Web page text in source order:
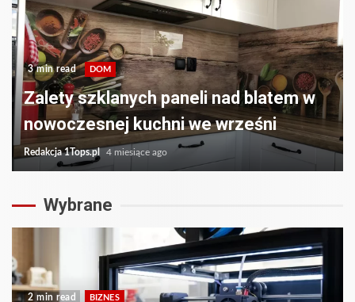
Wybrane
2 min read BIZNES
3 min read DOM
Zalety szklanych paneli nad blatem w
nowoczesnej kuchni we wrześni
Redakcja 1Tops.pl 4 miesiące ago